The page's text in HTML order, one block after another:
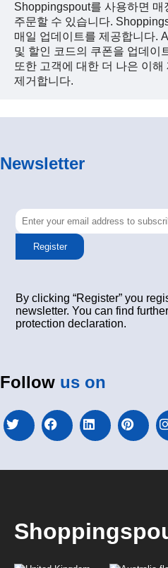
Shoppingspout를 사용하면 매
주문할 수 있습니다.
매일 업데이트를 제공합니다.
및 할인 코드의 쿠폰을 업데이
또한 고객에 대한 더 나은 이
제거합니다.
Newsletter
Register
By clicking “Register” you
newsletter. You can find
protection declaration.
Follow us on